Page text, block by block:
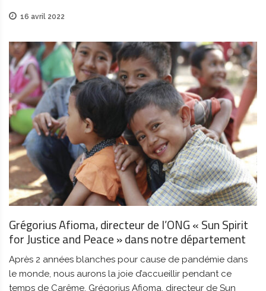
16 avril 2022
Grégorius Afioma, directeur de l’ONG « Sun Spirit
for Justice and Peace » dans notre département
Après 2 années blanches pour cause de pandémie dans
le monde, nous aurons la joie d’accueillir pendant ce
temps de Carême, Grégorius Afioma, directeur de Sun